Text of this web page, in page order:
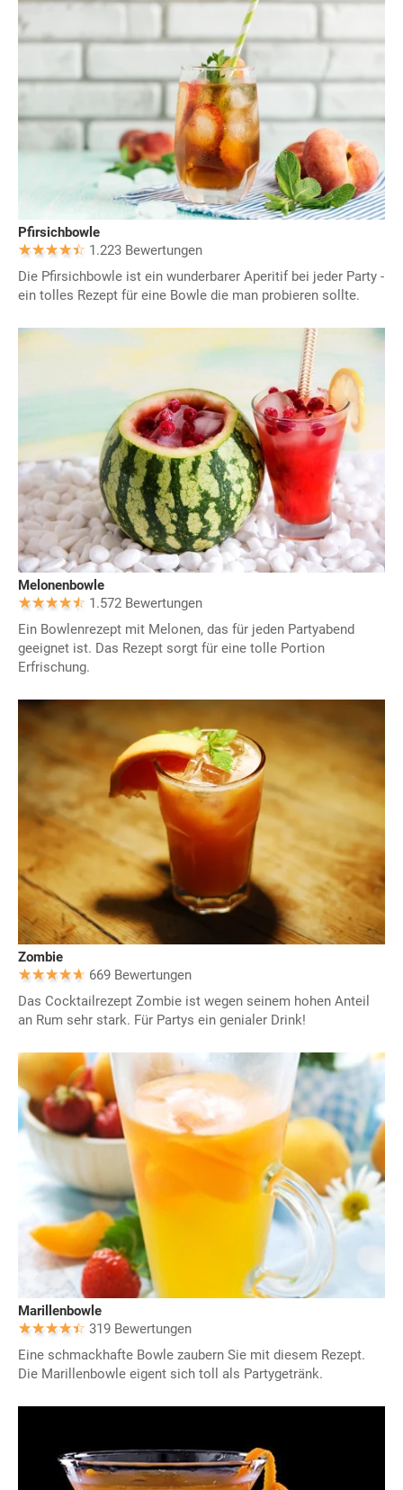
Pfirsichbowle
1.223 Bewertungen
Die Pfirsichbowle ist ein wunderbarer Aperitif bei jeder Party -
ein tolles Rezept für eine Bowle die man probieren sollte.
Melonenbowle
1.572 Bewertungen
Ein Bowlenrezept mit Melonen, das für jeden Partyabend
geeignet ist. Das Rezept sorgt für eine tolle Portion
Erfrischung.
Zombie
669 Bewertungen
Das Cocktailrezept Zombie ist wegen seinem hohen Anteil
an Rum sehr stark. Für Partys ein genialer Drink!
Marillenbowle
319 Bewertungen
Eine schmackhafte Bowle zaubern Sie mit diesem Rezept.
Die Marillenbowle eigent sich toll als Partygetränk.